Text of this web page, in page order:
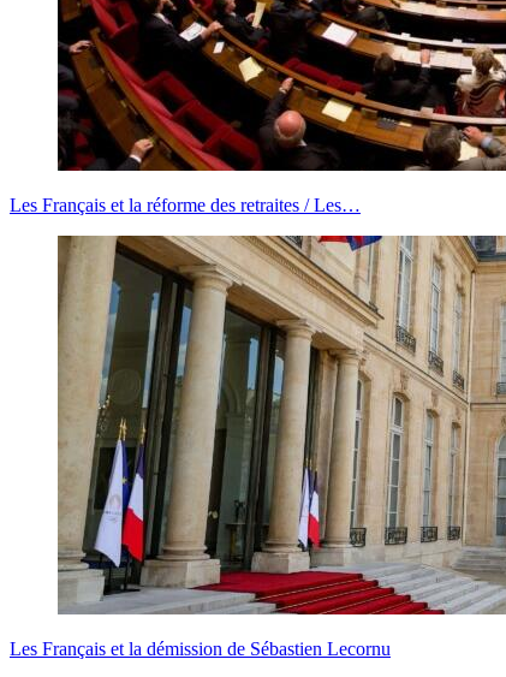
Les Français et la réforme des retraites / Les…
Les Français et la démission de Sébastien Lecornu